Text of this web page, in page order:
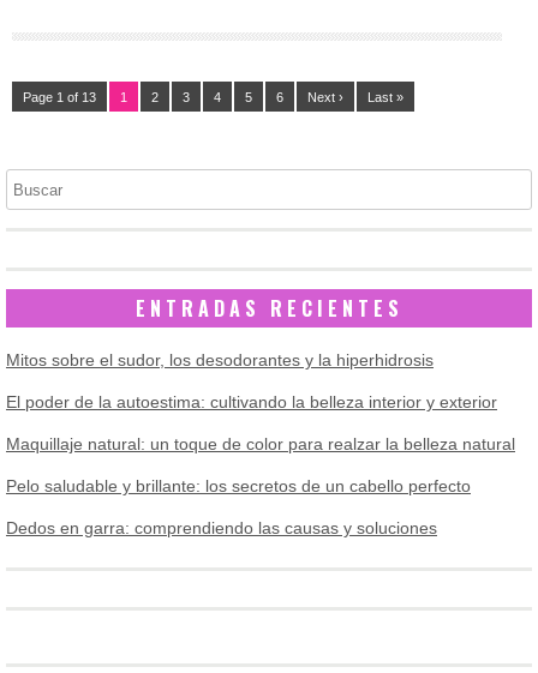
Page 1 of 13 1 2 3 4 5 6 Next › Last »
Buscar
ENTRADAS RECIENTES
Mitos sobre el sudor, los desodorantes y la hiperhidrosis
El poder de la autoestima: cultivando la belleza interior y exterior
Maquillaje natural: un toque de color para realzar la belleza natural
Pelo saludable y brillante: los secretos de un cabello perfecto
Dedos en garra: comprendiendo las causas y soluciones